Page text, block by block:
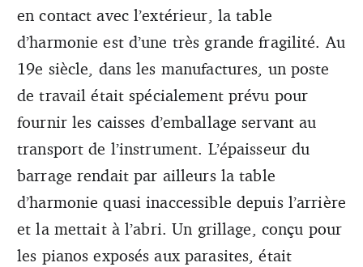
en contact avec l’extérieur, la table
d’harmonie est d’une très grande fragilité. Au
19e siècle, dans les manufactures, un poste
de travail était spécialement prévu pour
fournir les caisses d’emballage servant au
transport de l’instrument. L’épaisseur du
barrage rendait par ailleurs la table
d’harmonie quasi inaccessible depuis l’arrière
et la mettait à l’abri. Un grillage, conçu pour
les pianos exposés aux parasites, était